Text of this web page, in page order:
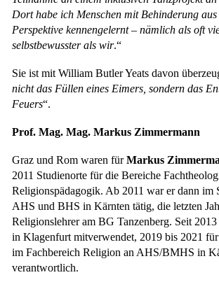
Dort habe ich Menschen mit Behinderung
Perspektive kennengelernt – nämlich als oft
selbstbewusster als wir.“
Sie ist mit William Butler Yeats davon
nicht das Füllen eines Eimers, sondern das
Feuers“.
Prof. Mag. Mag. Markus Zimmermann
Graz und Rom waren fürMarkus
2011 Studienorte für die Bereiche
Religionspädagogik. Ab 2011 war er dann im
AHS und BHS in Kärnten tätig, die letzten
Religionslehrer am BG Tanzenberg. Seit
in Klagenfurt mitverwendet, 2019 bis 2021
im Fachbereich Religion an AHS/BMHS in
verantwortlich.